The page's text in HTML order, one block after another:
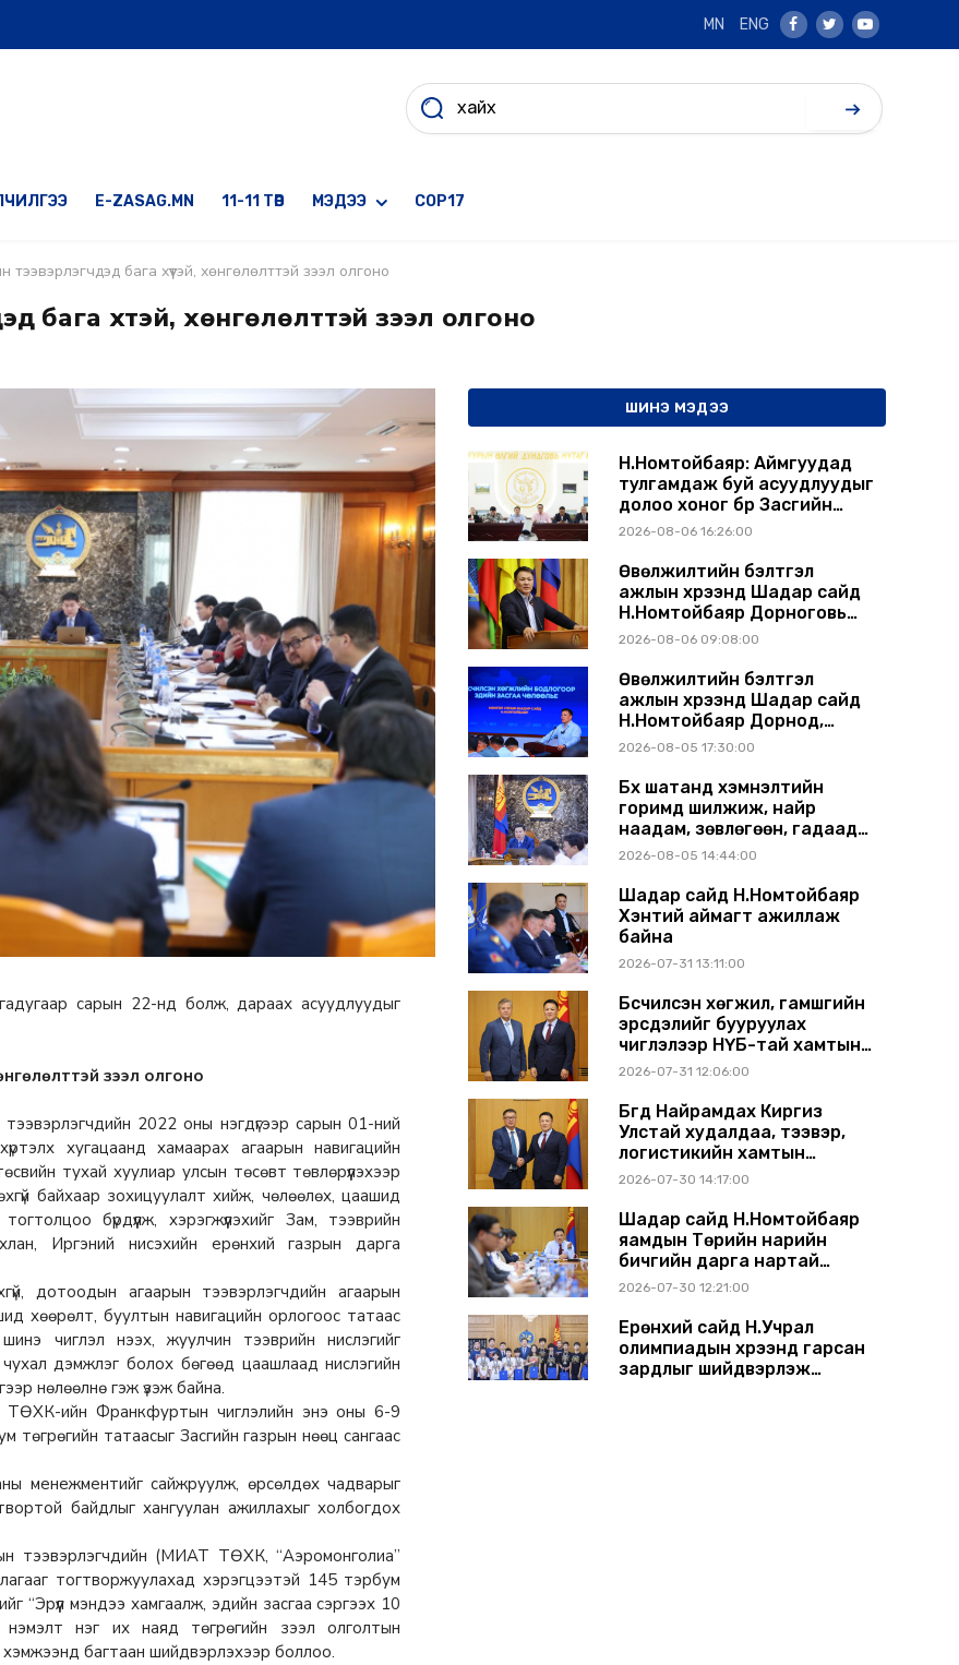
MN ENG
Facebook
TwitterYoutube
E-ZASAG.MN 11-11 ТӨВ МЭДЭЭ COP17
бага хүүтэй, хөнгөлөлттэй зээл олгоно
хүүтэй, хөнгөлөлттэй зээл олгоно
сарын 22-нд болж, дараах асуудлуудыг
зээл олгоно
2022 оны нэгдүгээр сарын 01-ний
хугацаанд хамаарах агаарын навигацийн
тухай хуулиар улсын төсөвт төвлөрүүлэхээр
байхаар зохицуулалт хийж, чөлөөлөх, цаашид
бүрдүүлж, хэрэгжүүлэхийг Зам, тээврийн
Иргэний нисэхийн ерөнхий газрын дарга
дотоодын агаарын тээвэрлэгчдийн агаарын
хөөрөлт, буултын навигацийн орлогоос татаас
чиглэл нээх, жуулчин тээврийн нислэгийг
чухал дэмжлэг болох бөгөөд цаашлаад нислэгийн
нөлөөлнө гэж үзэж байна.
ийн Франкфуртын чиглэлийн энэ оны 6-9
төгрөгийн татаасыг Засгийн газрын нөөц сангаас
менежментийг сайжруулж, өрсөлдөх чадварыг
байдлыг хангуулан ажиллахыг холбогдох
тээвэрлэгчдийн (МИАТ ТӨХК, “Аэромонголиа”
тогтворжуулахад хэрэгцээтэй 145 тэрбум
“Эрүүл мэндээ хамгаалж, эдийн засгаа сэргээх 10
нэг их наяд төгрөгийн зээл олголтын
хэмжээнд багтаан шийдвэрлэхээр боллоо.
ШИНЭ МЭДЭЭ
Н.Номтойбаяр: Аймгуудад
тулгамдаж буй асуудлуудыг
долоо хоног бүр Засгийн
газрын хуралдаанд
2026-08-06 16:26:00
Өвөлжилтийн бэлтгэл
ажлын хүрээнд Шадар сайд
Н.Номтойбаяр Дорноговь
аймагт ажиллав
2026-08-06 09:08:00
Өвөлжилтийн бэлтгэл
ажлын хүрээнд Шадар сайд
Н.Номтойбаяр Дорнод,
Сүхбаатар аймагт ажиллав
2026-08-05 17:30:00
Бүх шатанд хэмнэлтийн
горимд шилжиж, найр
наадам, зөвлөгөөн, гадаад
томилолтыг хориглолоо
2026-08-05 14:44:00
Шадар сайд Н.Номтойбаяр
Хэнтий аймагт ажиллаж
байна
2026-07-31 13:11:00
Бүсчилсэн хөгжил, гамшгийн
эрсдэлийг бууруулах
чиглэлээр НҮБ-тай хамтын
ажиллагаагаа өргөжүүлэхээр
2026-07-31 12:06:00
Бүгд Найрамдах Киргиз
Улстай худалдаа, тээвэр,
логистикийн хамтын
ажиллагааг өргөжүүлнэ
2026-07-30 14:17:00
Шадар сайд Н.Номтойбаяр
яамдын Төрийн нарийн
бичгийн дарга нартай
шуурхай хуралдлаа
2026-07-30 12:21:00
Ерөнхий сайд Н.Учрал
олимпиадын хүрээнд гарсан
зардлыг шийдвэрлэж